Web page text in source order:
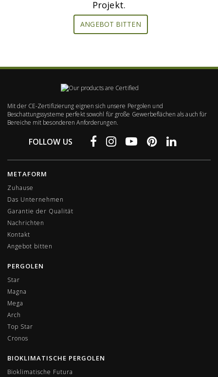
Projekt.
ANGEBOT BITTEN
Mit der CE-Zertifizierung eignen sich unsere Pergolen und
Beschattungssysteme perfekt sowohl für große Gewerbeflächen als auch für
Bereiche mit besonderen Anforderungen.
FOLLOW US
METAFORM
Zuhause
Das Unternehmen
Garantie der Qualität
Nachrichten
Kontakt
Angebot bitten
PERGOLEN
Star
Magna
Mega
Arch
Top Star
Cronos
BIOKLIMATISCHE PERGOLEN
Bioklimatische Futura